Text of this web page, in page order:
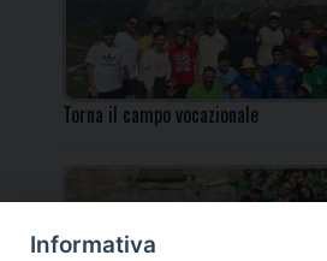
Torna il campo vocazionale
Informativa